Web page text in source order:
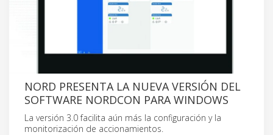
NORD PRESENTA LA NUEVA VERSIÓN DEL
SOFTWARE NORDCON PARA WINDOWS
La versión 3.0 facilita aún más la configuración y la
monitorización de accionamientos.